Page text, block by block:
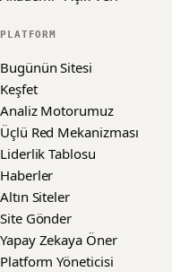
PLATFORM
Bugünün Sitesi
Keşfet
Analiz Motorumuz
Üçlü Red Mekanizması
Liderlik Tablosu
Haberler
Altın Siteler
Site Gönder
Yapay Zekaya Öner
Platform Yöneticisi